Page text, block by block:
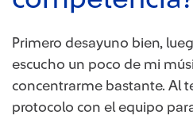
Primero desayuno bien,
escucho un poco de mi
concentrarme bastante. Al
protocolo con el equipo